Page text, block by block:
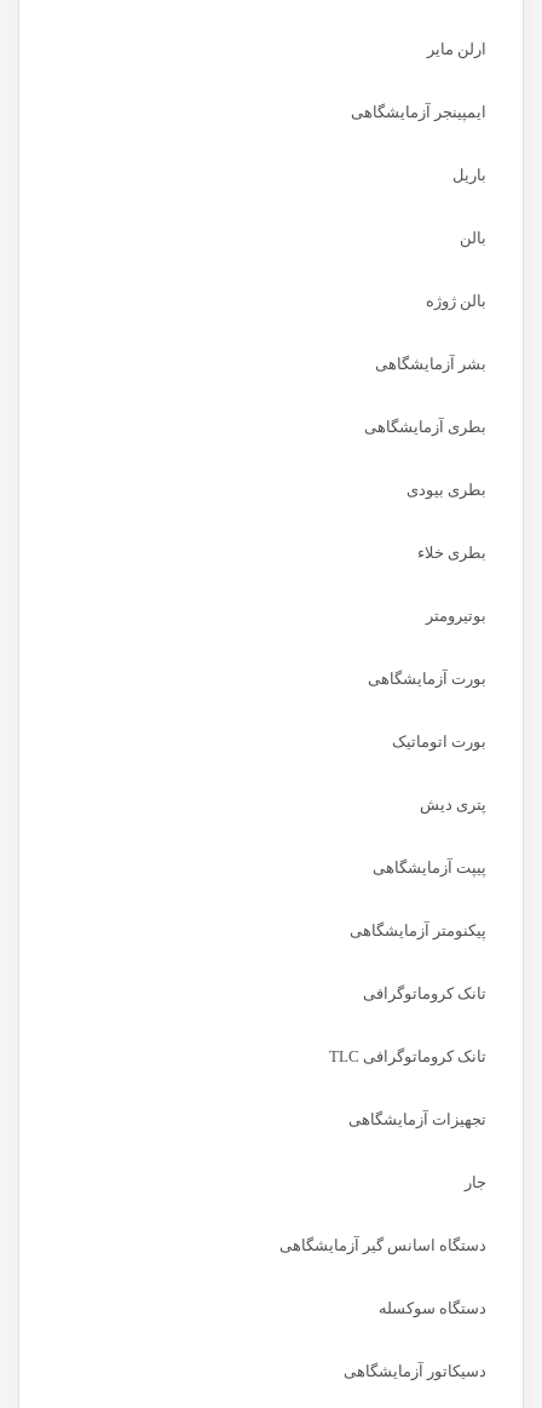
ارلن مایر
ایمپینجر آزمایشگاهی
باریل
بالن
بالن ژوژه
بشر آزمایشگاهی
بطری آزمایشگاهی
بطری بیودی
بطری خلاء
بوتیرومتر
بورت آزمایشگاهی
بورت اتوماتیک
پتری دیش
پیپت آزمایشگاهی
پیکنومتر آزمایشگاهی
تانک کروماتوگرافی
تانک کروماتوگرافی TLC
تجهیزات آزمایشگاهی
جار
دستگاه اسانس گیر آزمایشگاهی
دستگاه سوکسله
دسیکاتور آزمایشگاهی